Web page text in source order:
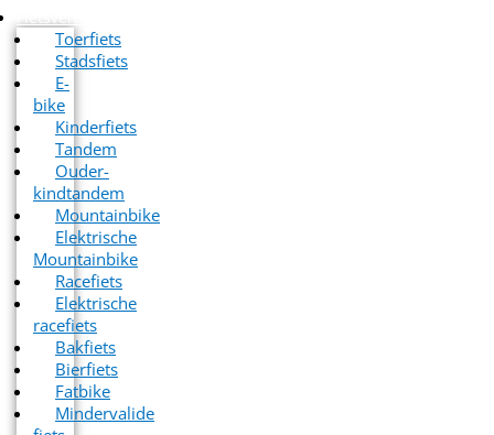
Fietsverhuur
Toerfiets
Stadsfiets
E-
bike
Kinderfiets
Tandem
Ouder-
kindtandem
Mountainbike
Elektrische
Mountainbike
Racefiets
Elektrische
racefiets
Bakfiets
Bierfiets
Fatbike
Mindervalide